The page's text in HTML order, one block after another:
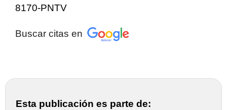
8170-PNTV
Buscar citas en
Esta publicación es parte de: